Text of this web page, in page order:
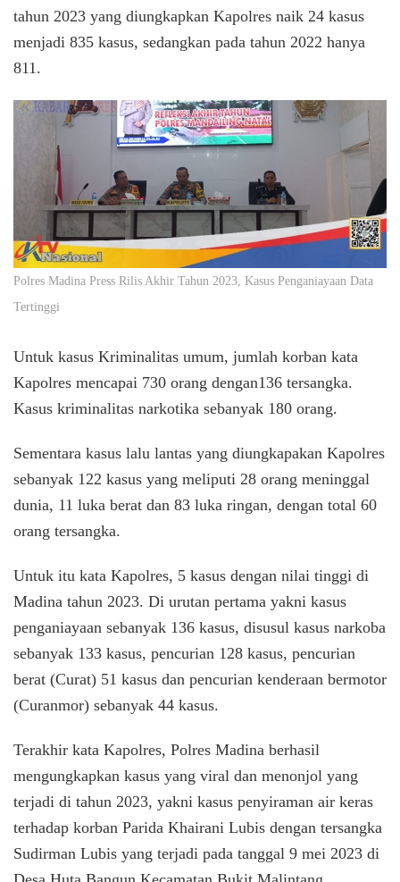
tahun 2023 yang diungkapkan Kapolres naik 24 kasus
menjadi 835 kasus, sedangkan pada tahun 2022 hanya
811.
Polres Madina Press Rilis Akhir Tahun 2023, Kasus Penganiayaan Data
Tertinggi
Untuk kasus Kriminalitas umum, jumlah korban kata
Kapolres mencapai 730 orang dengan136 tersangka.
Kasus kriminalitas narkotika sebanyak 180 orang.
Sementara kasus lalu lantas yang diungkapakan Kapolres
sebanyak 122 kasus yang meliputi 28 orang meninggal
dunia, 11 luka berat dan 83 luka ringan, dengan total 60
orang tersangka.
Untuk itu kata Kapolres, 5 kasus dengan nilai tinggi di
Madina tahun 2023. Di urutan pertama yakni kasus
penganiayaan sebanyak 136 kasus, disusul kasus narkoba
sebanyak 133 kasus, pencurian 128 kasus, pencurian
berat (Curat) 51 kasus dan pencurian kenderaan bermotor
(Curanmor) sebanyak 44 kasus.
Terakhir kata Kapolres, Polres Madina berhasil
mengungkapkan kasus yang viral dan menonjol yang
terjadi di tahun 2023, yakni kasus penyiraman air keras
terhadap korban Parida Khairani Lubis dengan tersangka
Sudirman Lubis yang terjadi pada tanggal 9 mei 2023 di